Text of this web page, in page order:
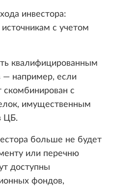
инвестора:
источникам с учетом
квалифицированным
— например, если
скомбинирован с
имущественным
ЦБ.
больше не будет
или перечню
доступны
фондов,